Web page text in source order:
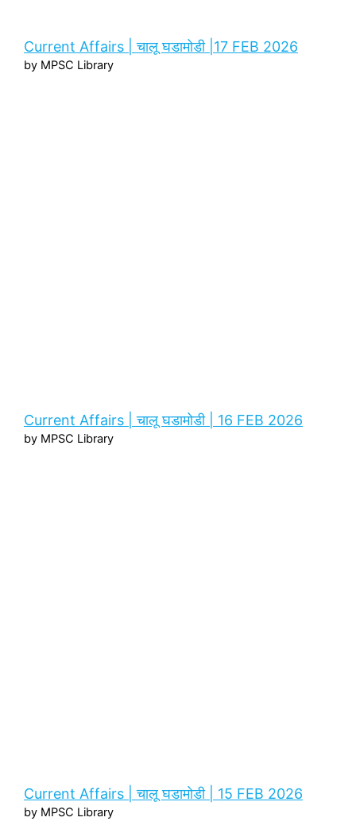
Current Affairs | चालू घडामोडी |17 FEB 2026
by MPSC Library
Current Affairs | चालू घडामोडी | 16 FEB 2026
by MPSC Library
Current Affairs | चालू घडामोडी | 15 FEB 2026
by MPSC Library